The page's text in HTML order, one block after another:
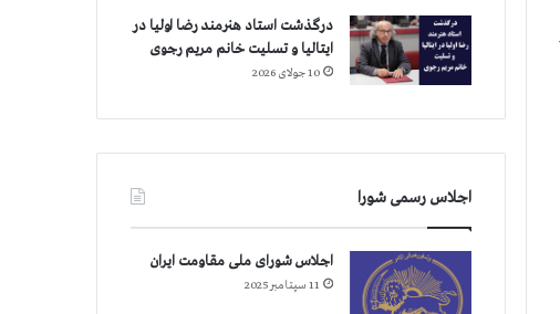
درگذشت استاد هنرمند رضا اولیا در
ایتالیا و تسلیت خانم مریم رجوی
10 جولای 2026
اجلاس رسمی شورا
اجلاس شورای ملی مقاومت ایران
11 سپتامبر 2025